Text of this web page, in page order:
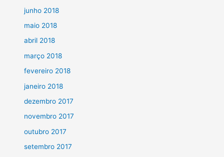
junho 2018
maio 2018
abril 2018
março 2018
fevereiro 2018
janeiro 2018
dezembro 2017
novembro 2017
outubro 2017
setembro 2017